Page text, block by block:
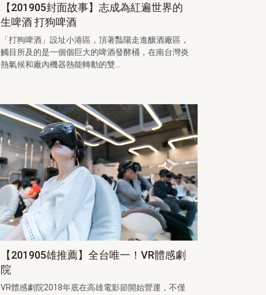
【201905封面故事】志成為紅遍世界的
生啤酒 打狗啤酒
「打狗啤酒」設址小港區，頂著豔陽走進釀酒廠區，
觸目所及的是一個個巨大的啤酒發酵桶，在南台灣炎
熱氣候和廠內機器熱能轉動的雙...
【201905雄推薦】全台唯一！VR體感劇
院
VR體感劇院2018年底在高雄電影節開始營運，不僅